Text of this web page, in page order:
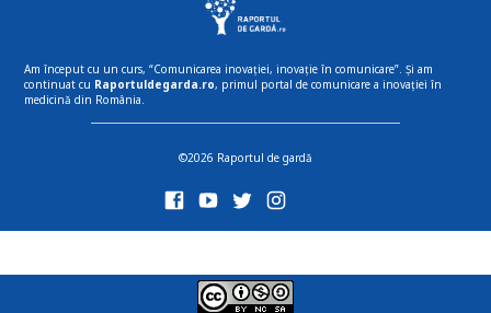
Am început cu un curs, “Comunicarea inovației, inovație în comunicare”. Și am
continuat cu Raportuldegarda.ro, primul portal de comunicare a inovației în
medicină din România.
©2026 Raportul de gardă